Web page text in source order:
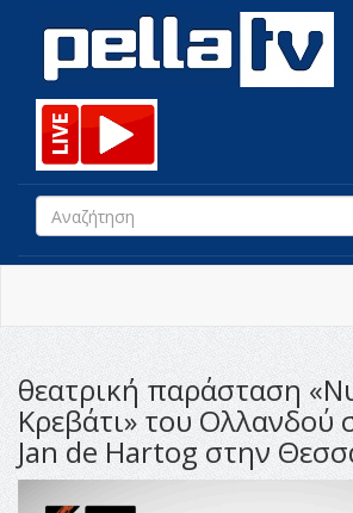
θεατρική παράσταση
Κρεβάτι» του Ολλανδού
Jan de Hartog στην